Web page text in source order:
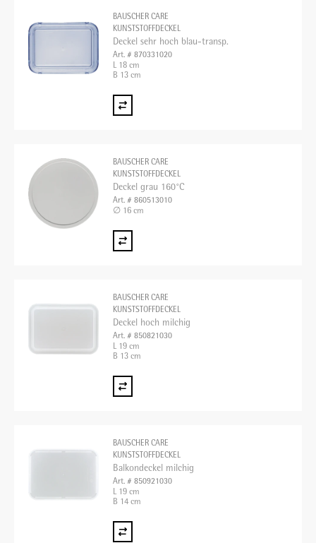
BAUSCHER CARE
KUNSTSTOFFDECKEL
Deckel sehr hoch blau-transp.
Art. # 870331020
L 18 cm
B 13 cm
BAUSCHER CARE
KUNSTSTOFFDECKEL
Deckel grau 160°C
Art. # 860513010
∅ 16 cm
BAUSCHER CARE
KUNSTSTOFFDECKEL
Deckel hoch milchig
Art. # 850821030
L 19 cm
B 13 cm
BAUSCHER CARE
KUNSTSTOFFDECKEL
Balkondeckel milchig
Art. # 850921030
L 19 cm
B 14 cm